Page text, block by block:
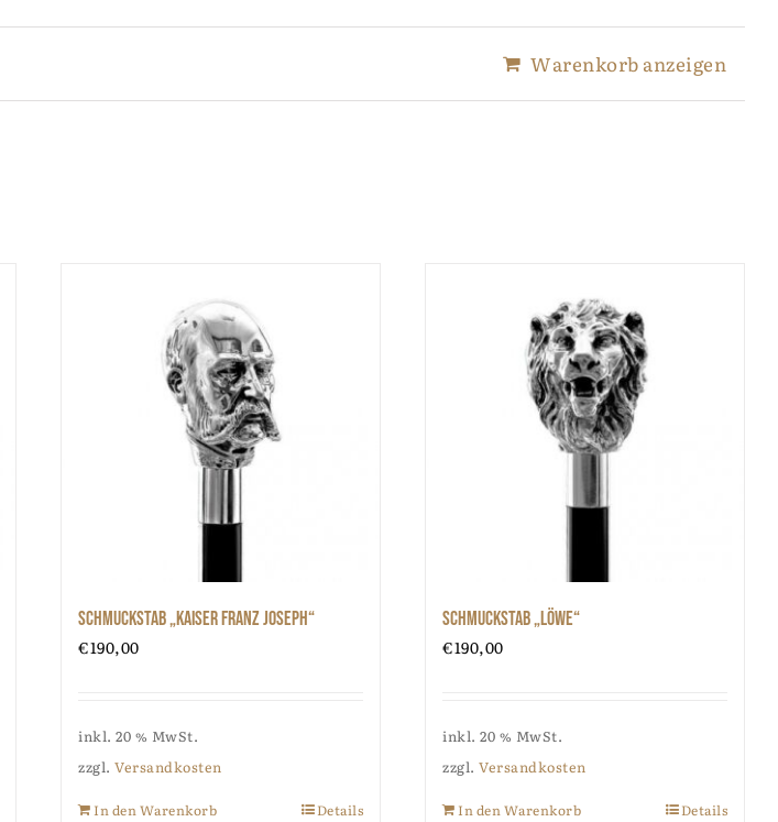
Warenkorb anzeigen
Schmuckstab „Kaiser Franz Joseph“
€190,00
inkl. 20 % MwSt.
zzgl. Versandkosten
In den Warenkorb Details
Schmuckstab „Löwe“
€190,00
inkl. 20 % MwSt.
zzgl. Versandkosten
In den Warenkorb Details